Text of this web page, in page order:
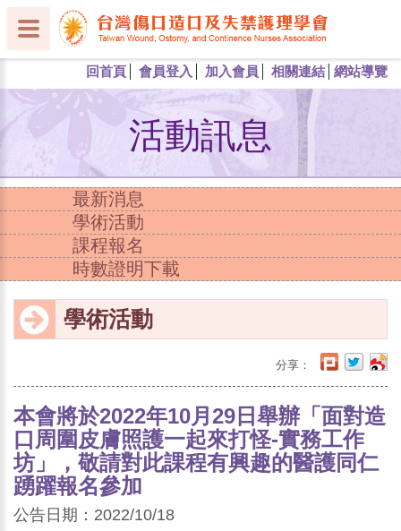
回首頁 會員登入 加入會員 相關連結 網站導覽
活動訊息
最新消息
學術活動
課程報名
時數證明下載
學術活動
分享：
本會將於2022年10月29日舉辦「面對造
口周圍皮膚照護一起來打怪-實務工作
坊」，敬請對此課程有興趣的醫護同仁
踴躍報名參加
公告日期：2022/10/18